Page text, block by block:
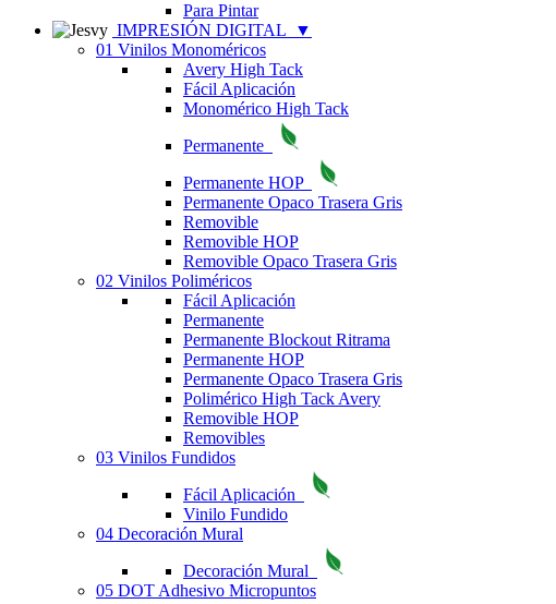
Para Pintar
IMPRESIÓN DIGITAL
▼
01 Vinilos Monoméricos
Avery High Tack
Fácil Aplicación
Monomérico High Tack
Permanente
Permanente HOP
Permanente Opaco Trasera Gris
Removible
Removible HOP
Removible Opaco Trasera Gris
02 Vinilos Poliméricos
Fácil Aplicación
Permanente
Permanente Blockout Ritrama
Permanente HOP
Permanente Opaco Trasera Gris
Polimérico High Tack Avery
Removible HOP
Removibles
03 Vinilos Fundidos
Fácil Aplicación
Vinilo Fundido
04 Decoración Mural
Decoración Mural
05 DOT Adhesivo Micropuntos